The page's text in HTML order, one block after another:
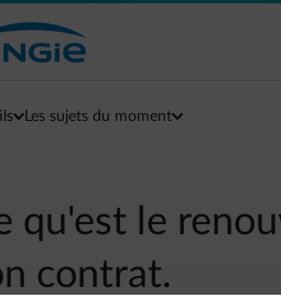
Les sujets du moment
qu'est le
contrat.